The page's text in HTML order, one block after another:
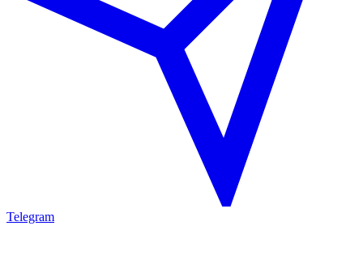
Telegram